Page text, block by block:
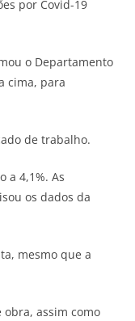
por Covid-19
o Departamento
cima, para
de trabalho.
a 4,1%. As
os dados da
mesmo que a
obra, assim como